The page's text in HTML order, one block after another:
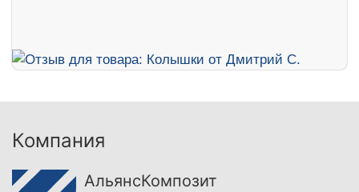
Компания
АльянсКомпозит